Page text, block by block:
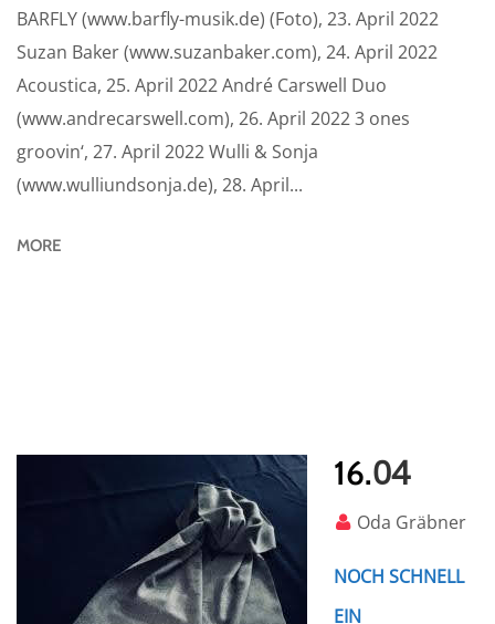
BARFLY (www.barfly-musik.de) (Foto), 23. April 2022
Suzan Baker (www.suzanbaker.com), 24. April 2022
Acoustica, 25. April 2022 André Carswell Duo
(www.andrecarswell.com), 26. April 2022 3 ones
groovin‘, 27. April 2022 Wulli & Sonja
(www.wulliundsonja.de), 28. April...
MORE
16.04
Oda Gräbner
NOCH SCHNELL
EIN